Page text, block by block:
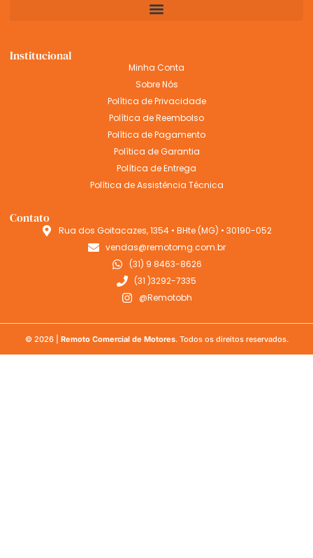
Institucional
Minha Conta
Sobre Nós
Política de Privacidade
Política de Reembolso
Política de Pagamento
Política de Garantia
Política de Entrega
Política de Assistência Técnica
Contato
Rua dos Goitacazes, 1354 • BHte (MG) • 30190-052
vendas@remotomg.com.br
(31) 9 8463-8626
(31 )3292-7335
@Remotobh
© 2026 | Remoto Comercial de Motores. Todos os direitos reservados.